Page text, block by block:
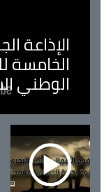
الإذاعة
الخامسة
الوطني